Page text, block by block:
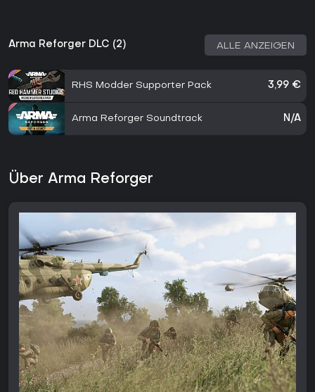
Arma Reforger DLC (2) ALLE ANZEIGEN
RHS Modder Supporter Pack 3,99 €
Arma Reforger Soundtrack N/A
Über Arma Reforger